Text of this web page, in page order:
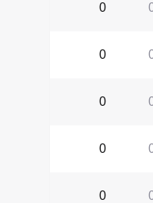
0
0
0
0
0